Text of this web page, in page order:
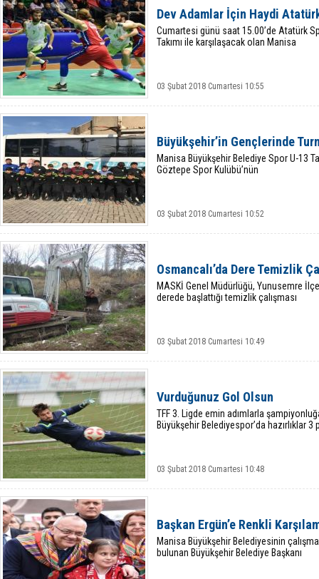
Dev Adamlar İçin Haydi
Cumartesi günü saat 15.00’de Atatürk
Takımı ile karşılaşacak olan Manisa
03 Şubat 2018 Cumartesi 10:55
Büyükşehir’in Gençlerinde
Manisa Büyükşehir Belediye Spor U-13
Göztepe Spor Kulübü’nün
03 Şubat 2018 Cumartesi 10:52
Osmancalı’da Dere Temizlik
MASKİ Genel Müdürlüğü, Yunusemre
derede başlattığı temizlik çalışması
03 Şubat 2018 Cumartesi 10:49
Vurduğunuz Gol Olsun
TFF 3. Ligde emin adımlarla
Büyükşehir Belediyespor’da hazırlıklar 3
03 Şubat 2018 Cumartesi 10:48
Başkan Ergün’e Renkli
Manisa Büyükşehir Belediyesinin
bulunan Büyükşehir Belediye Başkanı